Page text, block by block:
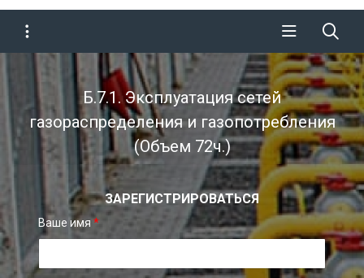
Б.7.1. Эксплуатация сетей
газораспределения и газопотребления
(Объем 72ч.)
ЗАРЕГИСТРИРОВАТЬСЯ
Ваше имя *